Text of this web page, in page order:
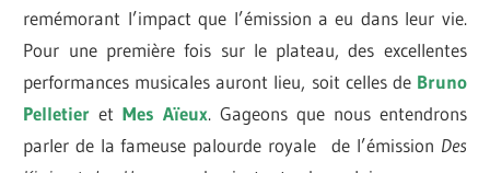
remémorant l’impact que l’émission a eu dans leur vie.
Pour une première fois sur le plateau, des excellentes
performances musicales auront lieu, soit celles de Bruno
Pelletier etMes Aïeux. Gageons que nous entendrons
parler de la fameuse palourde royale de l’émission Des